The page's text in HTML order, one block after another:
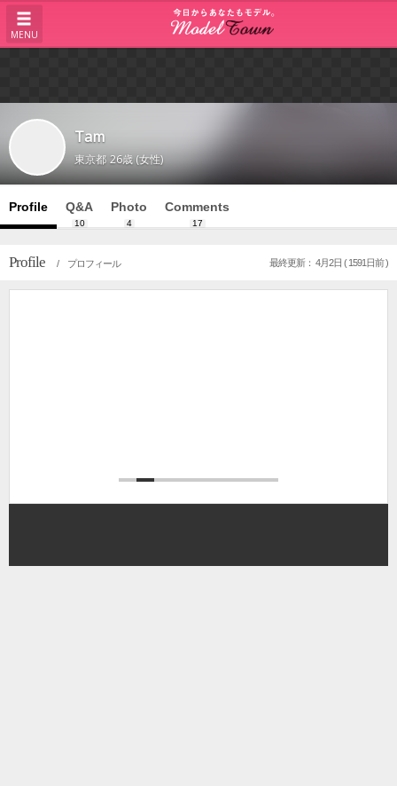
MENU
Tam
東京都 26歳 (女性)
Profile Q&A
10
Photo
4
Comments
17
Profile / プロフィール 最終更新： 4月2日 ( 1591日前 )